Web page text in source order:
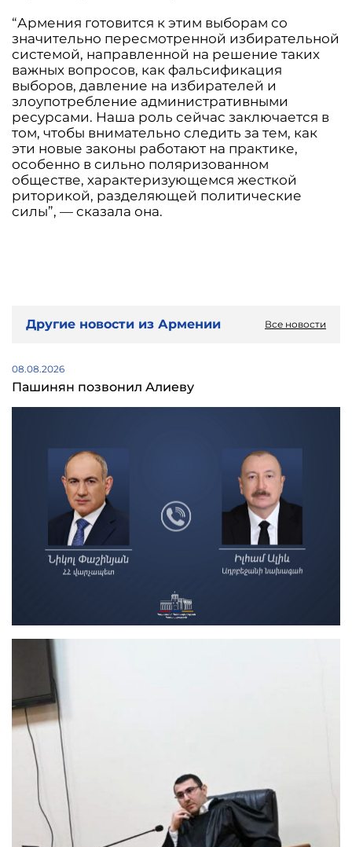
“Армения готовится к этим выборам со
значительно пересмотренной избирательной
системой, направленной на решение таких
важных вопросов, как фальсификация
выборов, давление на избирателей и
злоупотребление административными
ресурсами. Наша роль сейчас заключается в
том, чтобы внимательно следить за тем, как
эти новые законы работают на практике,
особенно в сильно поляризованном
обществе, характеризующемся жесткой
риторикой, разделяющей политические
силы”, — сказала она.
Другие новости из Армении Все новости
08.08.2026
Пашинян позвонил Алиеву